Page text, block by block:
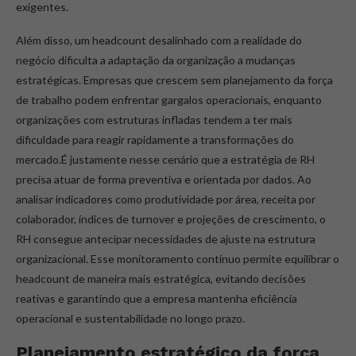
exigentes.
Além disso, um headcount desalinhado com a realidade do
negócio dificulta a adaptação da organização a mudanças
estratégicas. Empresas que crescem sem planejamento da força
de trabalho podem enfrentar gargalos operacionais, enquanto
organizações com estruturas infladas tendem a ter mais
dificuldade para reagir rapidamente a transformações do
mercado.É justamente nesse cenário que a estratégia de RH
precisa atuar de forma preventiva e orientada por dados. Ao
analisar indicadores como produtividade por área, receita por
colaborador, índices de turnover e projeções de crescimento, o
RH consegue antecipar necessidades de ajuste na estrutura
organizacional. Esse monitoramento contínuo permite equilibrar o
headcount de maneira mais estratégica, evitando decisões
reativas e garantindo que a empresa mantenha eficiência
operacional e sustentabilidade no longo prazo.